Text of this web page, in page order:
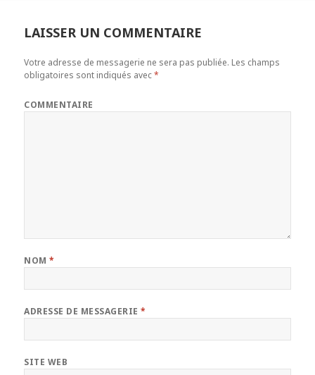
LAISSER UN COMMENTAIRE
Votre adresse de messagerie ne sera pas publiée. Les champs
obligatoires sont indiqués avec*
COMMENTAIRE
NOM*
ADRESSE DE MESSAGERIE*
SITE WEB